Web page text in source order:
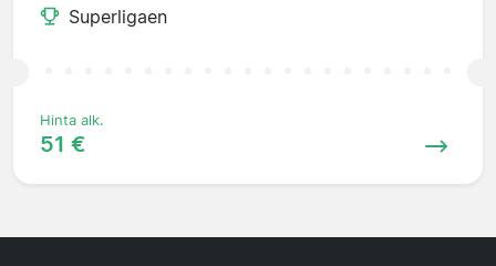
Superligaen
Hinta alk.
51 €